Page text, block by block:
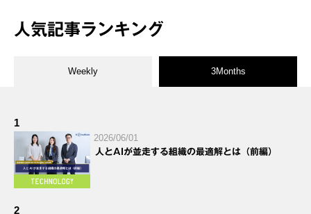
人気記事ランキング
Weekly 3Months
1
2026/06/01
人とAIが並走する組織の最適解とは（前編）
2